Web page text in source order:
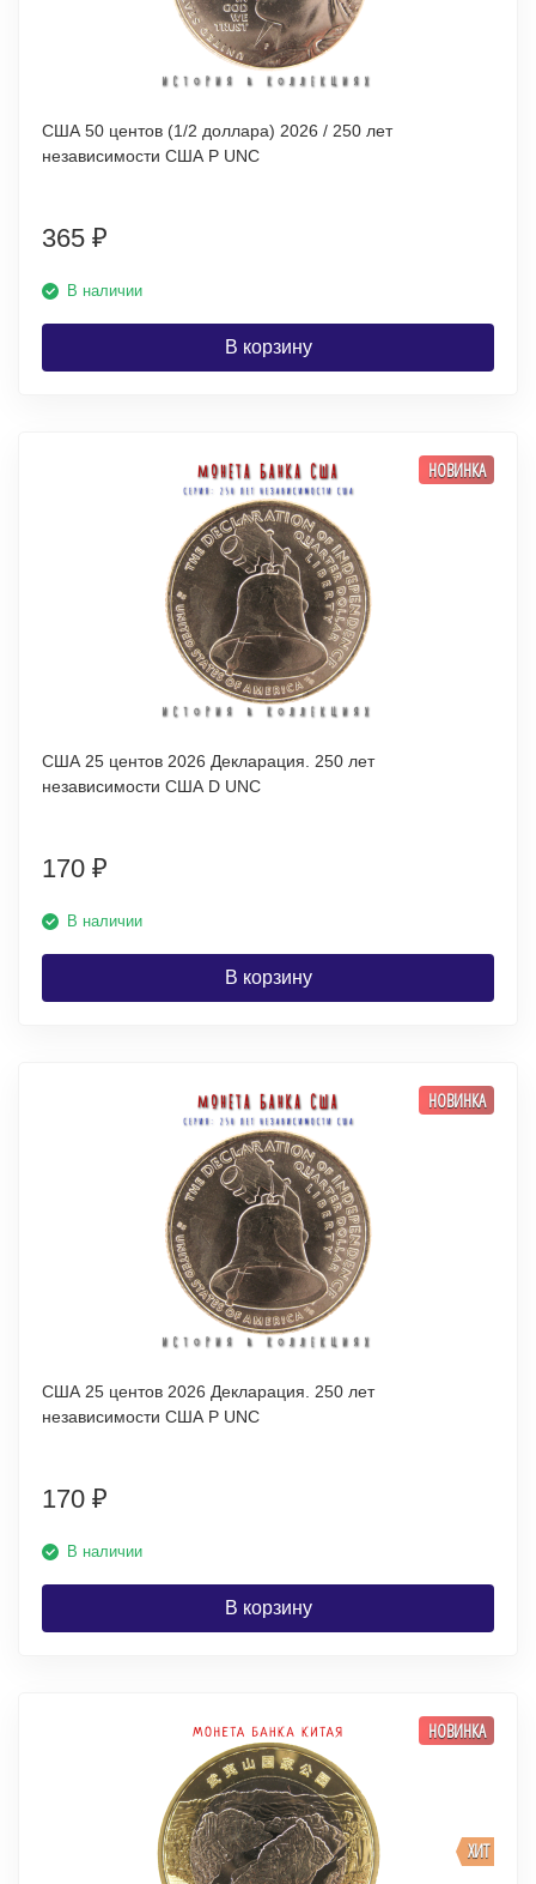
США 50 центов (1/2 доллара) 2026 / 250 лет
независимости США P UNC
365 ₽
В наличии
В корзину
НОВИНКА
США 25 центов 2026 Декларация. 250 лет
независимости США D UNC
170 ₽
В наличии
В корзину
НОВИНКА
США 25 центов 2026 Декларация. 250 лет
независимости США P UNC
170 ₽
В наличии
В корзину
ХИТ
НОВИНКА